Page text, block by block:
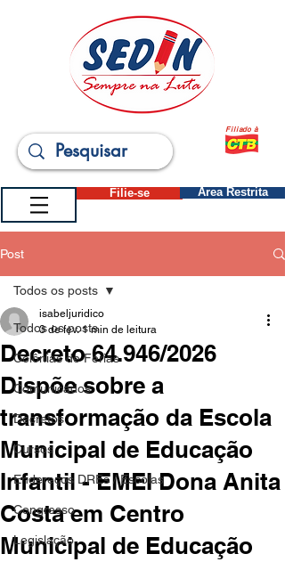
Filiado à
Filie-se Área Restrita
Post
Todos os posts
Colônias de Férias
Comunicados
Decretos
Cursos
Endereços DREs / Escolas
Congresso
Legislação
Todos os posts
Decreto 64.946/2026
Dispõe sobre a
transformação da Escola
Municipal de Educação
Infantil - EMEI Dona Anita
Costa em Centro
Municipal de Educação
isabeljuridico
3 de fev. 1 min de leitura